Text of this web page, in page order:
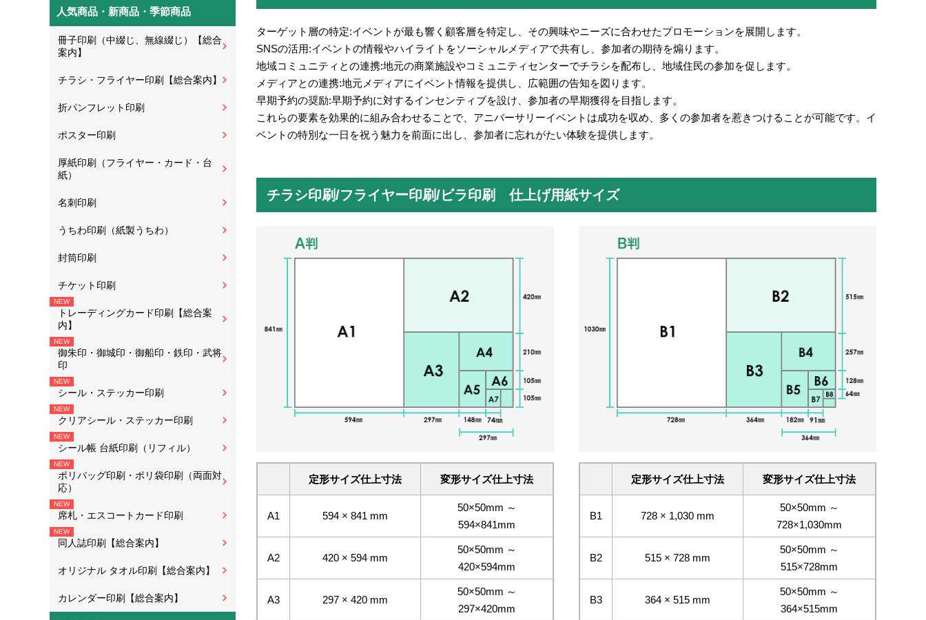
人気商品・新商品・季節商品
冊子印刷（中綴じ、無線綴じ）【総合
案内】
チラシ・フライヤー印刷【総合案内】
折パンフレット印刷
ポスター印刷
厚紙印刷（フライヤー・カード・台
紙）
名刺印刷
うちわ印刷（紙製うちわ）
封筒印刷
チケット印刷
トレーディングカード印刷【総合案
内】
御朱印・御城印・御船印・鉄印・武将
印
シール・ステッカー印刷
クリアシール・ステッカー印刷
シール帳 台紙印刷（リフィル）
ポリバッグ印刷・ポリ袋印刷（両面対
応）
席札・エスコートカード印刷
同人誌印刷【総合案内】
オリジナル タオル印刷【総合案内】
カレンダー印刷【総合案内】
ターゲット層の特定:イベントが最も響く顧客層を特定し、その興味やニーズに合わせたプロモーションを展開します。
SNSの活用:イベントの情報やハイライトをソーシャルメディアで共有し、参加者の期待を煽ります。
地域コミュニティとの連携:地元の商業施設やコミュニティセンターでチラシを配布し、地域住民の参加を促します。
メディアとの連携:地元メディアにイベント情報を提供し、広範囲の告知を図ります。
早期予約の奨励:早期予約に対するインセンティブを設け、参加者の早期獲得を目指します。
これらの要素を効果的に組み合わせることで、アニバーサリーイベントは成功を収め、多くの参加者を惹きつけることが可能です。イ
ベントの特別な一日を祝う魅力を前面に出し、参加者に忘れがたい体験を提供します。
チラシ印刷/フライヤー印刷/ビラ印刷 仕上げ用紙サイズ
定形サイズ仕上寸法 変形サイズ仕上寸法
A1 594 × 841 mm
50×50mm ～
594×841mm
A2 420 × 594 mm
50×50mm ～
420×594mm
A3 297 × 420 mm
50×50mm ～
297×420mm
定形サイズ仕上寸法 変形サイズ仕上寸法
B1 728 × 1,030 mm
50×50mm ～
728×1,030mm
B2 515 × 728 mm
50×50mm ～
515×728mm
B3 364 × 515 mm
50×50mm ～
364×515mm